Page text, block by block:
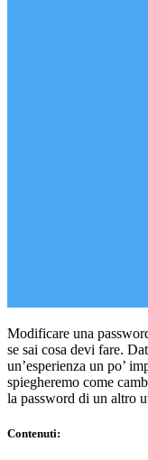
Modificare una
se sai cosa devi fare.
un’esperienza un po’
spiegheremo come
la password di un altro
Contenuti: